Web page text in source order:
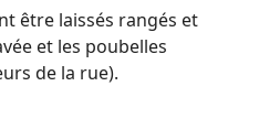
être laissés rangés et
et les poubelles
de la rue).